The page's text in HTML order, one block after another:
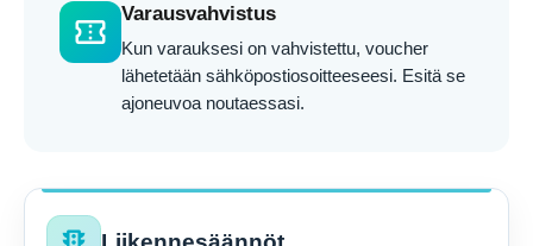
confirmation_number
Varausvahvistus
Kun varauksesi on vahvistettu, voucher
lähetetään sähköpostiosoitteeseesi. Esitä se
ajoneuvoa noutaessasi.